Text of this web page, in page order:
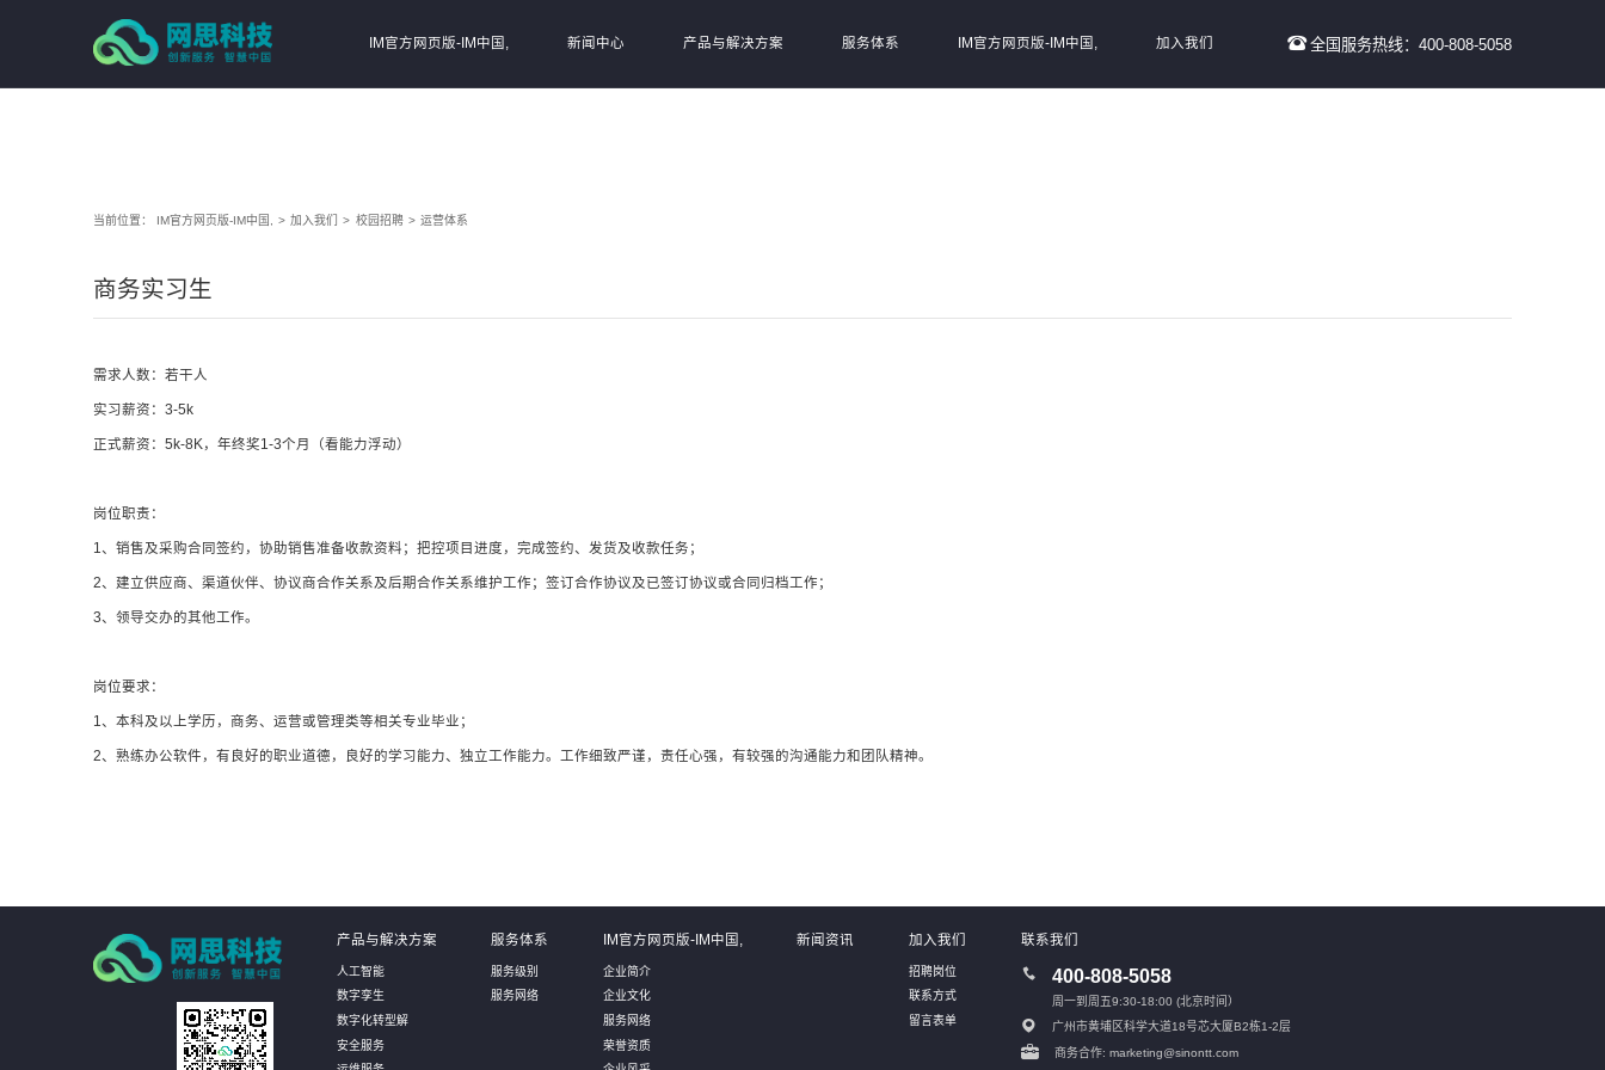
IM官方网页版-IM中国, 新闻中心 产品与解决方案 服务体系 IM官方网页版-IM中国, 加入我们 全国服务热线：400-808-5058
当前位置： IM官方网页版-IM中国, > 加入我们 > 校园招聘 > 运营体系
商务实习生
需求人数：若干人
实习薪资：3-5k
正式薪资：5k-8K，年终奖1-3个月（看能力浮动）
岗位职责：
1、销售及采购合同签约，协助销售准备收款资料；把控项目进度，完成签约、发货及收款任务；
2、建立供应商、渠道伙伴、协议商合作关系及后期合作关系维护工作；签订合作协议及已签订协议或合同归档工作；
3、领导交办的其他工作。
岗位要求：
1、本科及以上学历，商务、运营或管理类等相关专业毕业；
2、熟练办公软件，有良好的职业道德，良好的学习能力、独立工作能力。工作细致严谨，责任心强，有较强的沟通能力和团队精神。
产品与解决方案
人工智能
数字孪生
数字化转型解
安全服务
服务体系
服务级别
服务网络
IM官方网页版-IM中国,
企业简介
企业文化
服务网络
荣誉资质
新闻资讯 加入我们
招聘岗位
联系方式
留言表单
联系我们
400-808-5058
周一到周五9:30-18:00 (北京时间）
广州市黄埔区科学大道18号芯大厦B2栋1-2层
商务合作: marketing@sinontt.com